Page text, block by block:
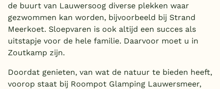
de buurt van Lauwersoog diverse plekken waar
gezwommen kan worden, bijvoorbeeld bij Strand
Meerkoet. Sloepvaren is ook altijd een succes als
uitstapje voor de hele familie. Daarvoor moet u in
Zoutkamp zijn.
Doordat genieten, van wat de natuur te bieden heeft,
voorop staat bij Roompot Glamping Lauwersmeer,